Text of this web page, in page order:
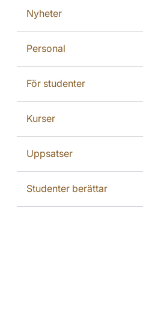
Nyheter
Personal
För studenter
Kurser
Uppsatser
Studenter berättar